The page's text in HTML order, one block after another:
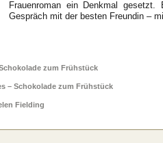
Frauenroman ein Denkmal
Gespräch mit der besten Freundin –
zum Frühstück
– Schokolade zum Frühstück
Fielding